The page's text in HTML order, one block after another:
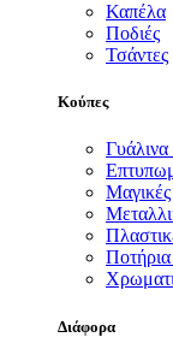
Καπέλα
Ποδιές
Τσάντες
Κούπες
Διάφορα